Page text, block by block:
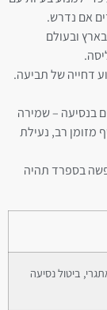
אם נדרש.
ובעולם
דחייה של תביעה.
בנסיעה – שמירה
מזומן רב, נעילת
בספרד תהיה
ביטול נסיעה